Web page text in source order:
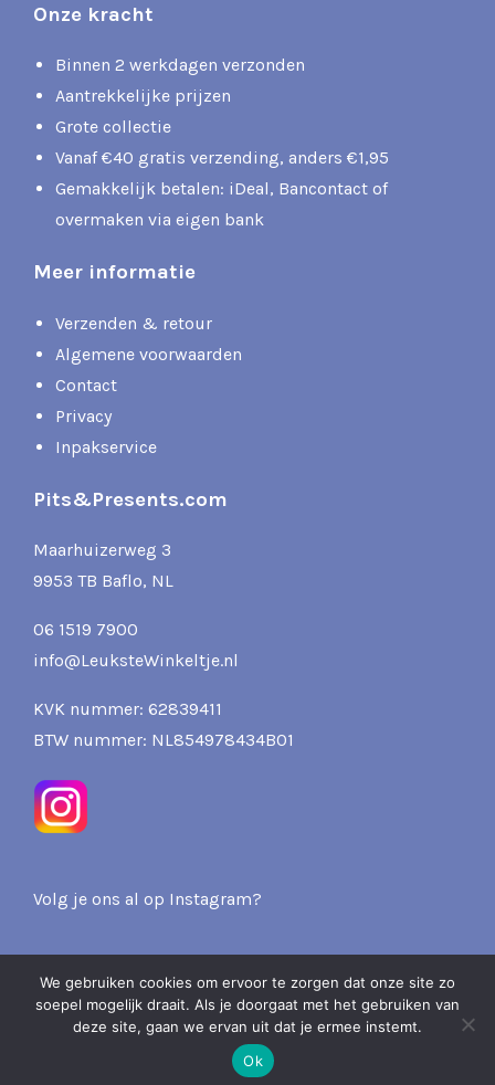
Onze kracht
Binnen 2 werkdagen verzonden
Aantrekkelijke prijzen
Grote collectie
Vanaf €40 gratis verzending, anders €1,95
Gemakkelijk betalen: iDeal, Bancontact of
overmaken via eigen bank
Meer informatie
Verzenden & retour
Algemene voorwaarden
Contact
Privacy
Inpakservice
Pits&Presents.com
Maarhuizerweg 3
9953 TB Baflo, NL
06 1519 7900
info@LeuksteWinkeltje.nl
KVK nummer: 62839411
BTW nummer: NL854978434B01
Volg je ons al op Instagram?
2026 Pits & Presents -
Verzenden & Retourneren
We gebruiken cookies om ervoor te zorgen dat onze site zo
soepel mogelijk draait. Als je doorgaat met het gebruiken van
deze site, gaan we ervan uit dat je ermee instemt.
Ok